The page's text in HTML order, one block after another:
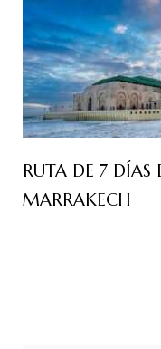
RUTA DE 7 DÍAS
MARRAKECH